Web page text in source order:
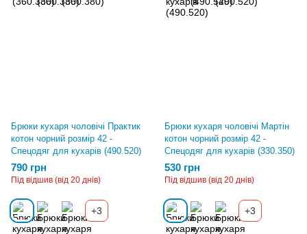
Брюки кухаря чоловічі Практик
котон чорний розмір 42 -
Спецодяг для кухарів (490.520)
790 грн
Під відшив (від 20 днів)
+3
Брюки кухаря чоловічі Мартін
котон чорний розмір 42 -
Спецодяг для кухарів (330.350)
530 грн
Під відшив (від 20 днів)
+3